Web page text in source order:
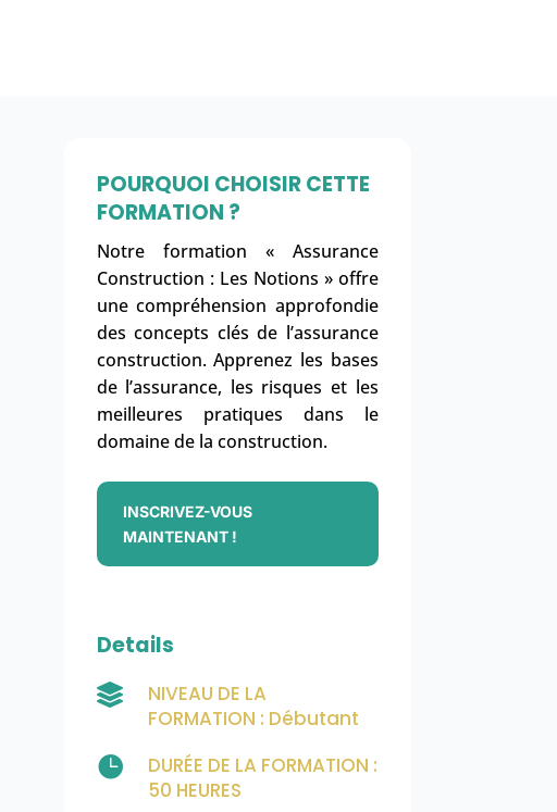
POURQUOI CHOISIR CETTE
FORMATION ?
Notre formation « Assurance
Construction : Les Notions » offre
une compréhension approfondie
des concepts clés de l’assurance
construction. Apprenez les bases
de l’assurance, les risques et les
meilleures pratiques dans le
domaine de la construction.
INSCRIVEZ-VOUS
MAINTENANT !
Details

NIVEAU DE LA
FORMATION : Débutant

DURÉE DE LA FORMATION :
50 HEURES